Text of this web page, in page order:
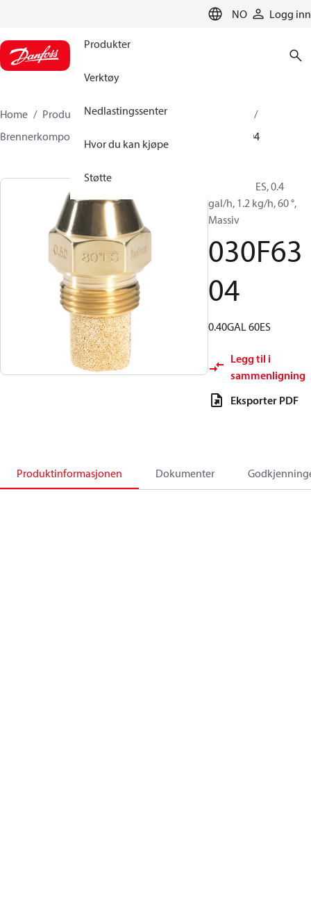
NO Logg inn
Produkter
Verktøy
Nedlastingssenter
Hvor du kan kjøpe
Støtte
Home Produkter
Klimaløsninger for oppvarming
Brennerkomponenter
030F6304
Oljedyser, ES, 0.4
gal/h, 1.2 kg/h, 60 °,
Massiv
030F63
04
0.40GAL 60ES
Legg til i
sammenligning
Eksporter PDF
Produktinformasjonen Dokumenter